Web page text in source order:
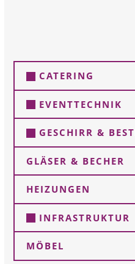
CATERING
EVENTTECHNIK
GESCHIRR &
GLÄSER & BECHER
HEIZUNGEN
INFRASTRUKTUR
MÖBEL